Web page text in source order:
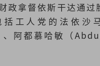
政拿督依斯干达通过
工人党的法依沙
阿都慕哈敏（